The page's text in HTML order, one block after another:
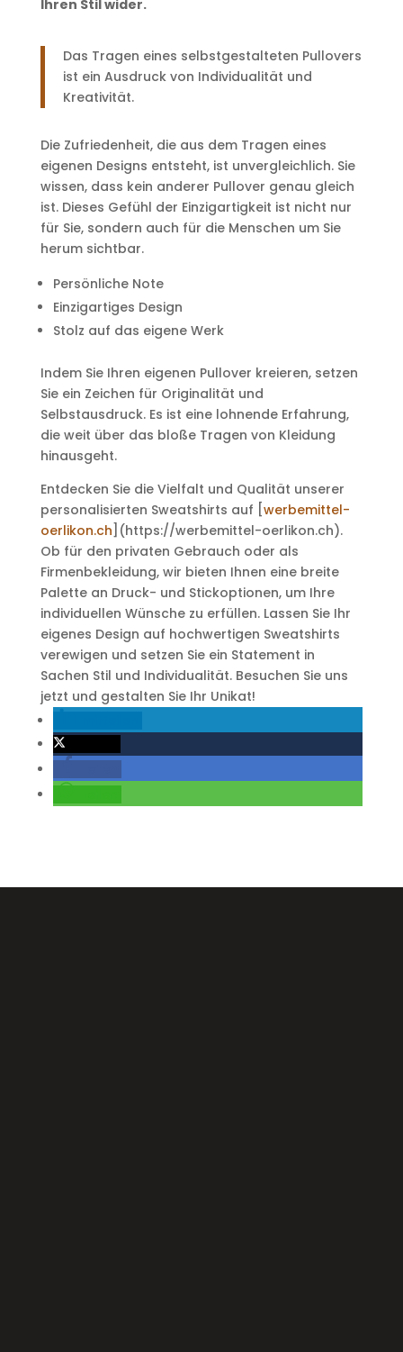
Ihren Stil wider.
Das Tragen eines selbstgestalteten Pullovers
ist ein Ausdruck von Individualität und
Kreativität.
Die Zufriedenheit, die aus dem Tragen eines
eigenen Designs entsteht, ist unvergleichlich. Sie
wissen, dass kein anderer Pullover genau gleich
ist. Dieses Gefühl der Einzigartigkeit ist nicht nur
für Sie, sondern auch für die Menschen um Sie
herum sichtbar.
Persönliche Note
Einzigartiges Design
Stolz auf das eigene Werk
Indem Sie Ihren eigenen Pullover kreieren, setzen
Sie ein Zeichen für Originalität und
Selbstausdruck. Es ist eine lohnende Erfahrung,
die weit über das bloße Tragen von Kleidung
hinausgeht.
Entdecken Sie die Vielfalt und Qualität unserer
personalisierten Sweatshirts auf [ werbemittel-
oerlikon.ch ](https://werbemittel-oerlikon.ch).
Ob für den privaten Gebrauch oder als
Firmenbekleidung, wir bieten Ihnen eine breite
Palette an Druck- und Stickoptionen, um Ihre
individuellen Wünsche zu erfüllen. Lassen Sie Ihr
eigenes Design auf hochwertigen Sweatshirts
verewigen und setzen Sie ein Statement in
Sachen Stil und Individualität. Besuchen Sie uns
jetzt und gestalten Sie Ihr Unikat!